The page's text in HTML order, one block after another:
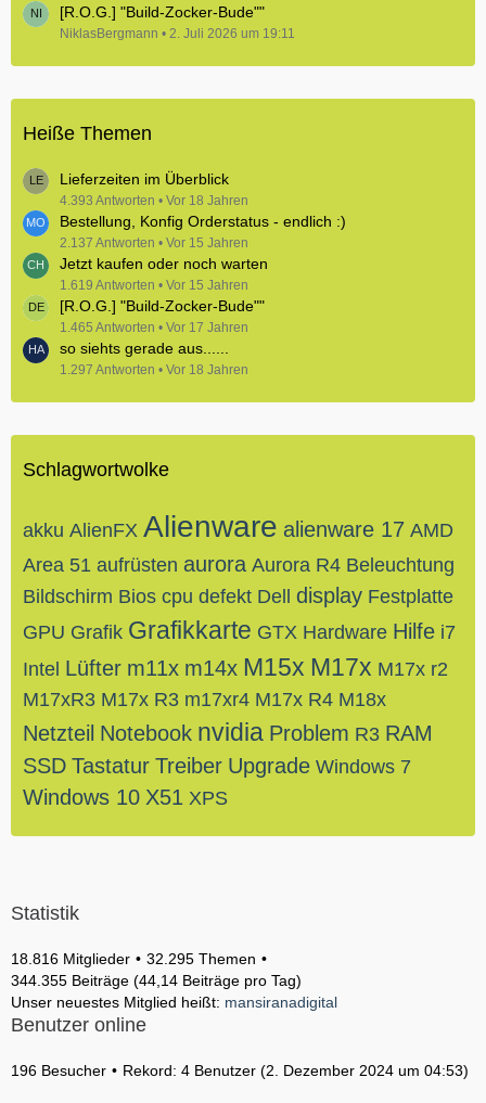
[R.O.G.] "Build-Zocker-Bude""
NiklasBergmann 2. Juli 2026 um 19:11
Heiße Themen
Lieferzeiten im Überblick
4.393 Antworten Vor 18 Jahren
Bestellung, Konfig Orderstatus - endlich :)
2.137 Antworten Vor 15 Jahren
Jetzt kaufen oder noch warten
1.619 Antworten Vor 15 Jahren
[R.O.G.] "Build-Zocker-Bude""
1.465 Antworten Vor 17 Jahren
so siehts gerade aus......
1.297 Antworten Vor 18 Jahren
Schlagwortwolke
akku AlienFX Alienware alienware 17 AMD
Area 51 aufrüsten aurora Aurora R4 Beleuchtung
Bildschirm Bios cpu defekt Dell display Festplatte
GPU Grafik Grafikkarte GTX Hardware Hilfe i7
Intel Lüfter m11x m14x M15x M17x M17x r2
M17xR3 M17x R3 m17xr4 M17x R4 M18x
Netzteil Notebook nvidia Problem R3 RAM
SSD Tastatur Treiber Upgrade Windows 7
Windows 10 X51 XPS
Statistik
18.816 Mitglieder
32.295 Themen
344.355 Beiträge (44,14 Beiträge pro Tag)
Unser neuestes Mitglied heißt: mansiranadigital
Benutzer online
196 Besucher Rekord: 4 Benutzer (2. Dezember 2024 um 04:53)